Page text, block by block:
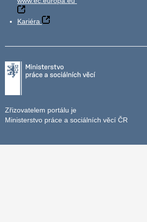
Kariéra
Zřizovatelem portálu je
Ministerstvo práce a sociálních věcí ČR